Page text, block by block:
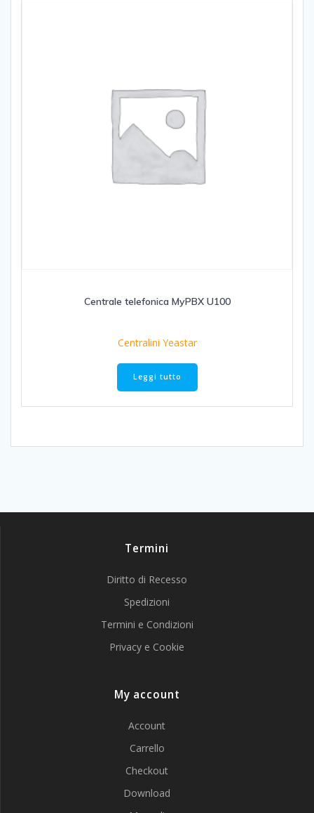
Centrale telefonica MyPBX U100
Centralini Yeastar
Leggi tutto
Termini
Diritto di Recesso
Spedizioni
Termini e Condizioni
Privacy e Cookie
My account
Account
Carrello
Checkout
Download